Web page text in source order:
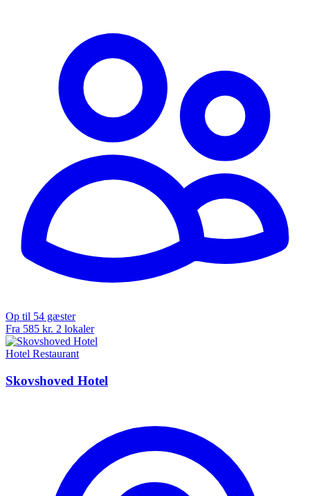
Op til 54 gæster
Fra 585 kr. 2 lokaler
Hotel Restaurant
Skovshoved Hotel